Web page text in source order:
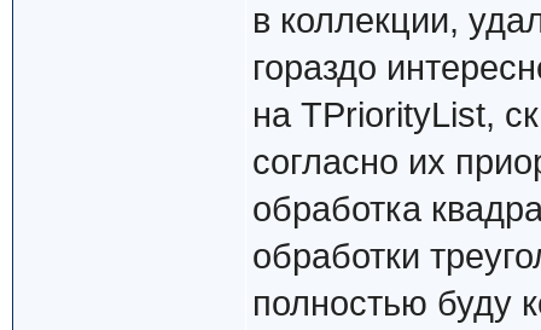
в коллекции,
гораздо
на TPriorityList,
согласно их
обработка
обработки
полностью буду